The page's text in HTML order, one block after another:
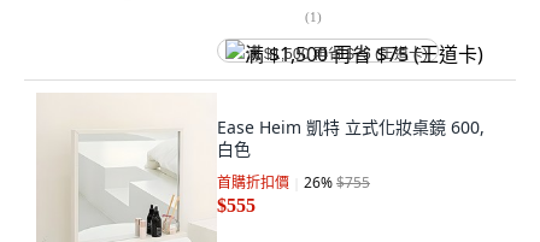
(1)
满 $1,500 再省 $75 (王道卡)
Ease Heim 凱特 立式化妝桌鏡 600,
白色
首購折扣價 26%$755
$555